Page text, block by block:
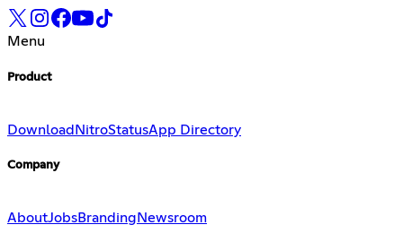
Menu
Product
Download NitroStatusApp Directory
Company
AboutJobsBranding Newsroom